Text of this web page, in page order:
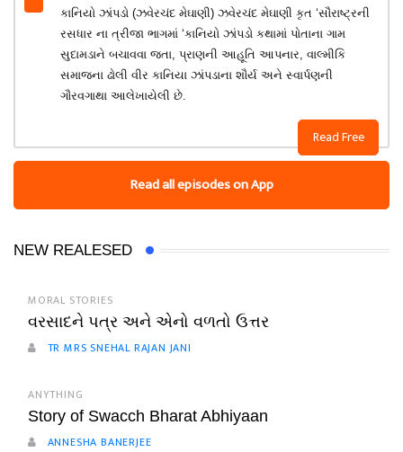
Read Free
કાનિયો ઝાંપડો (ઝવેરચંદ મેઘાણી) ઝવેરચંદ મેઘાણી કૃત ‘સૌરાષ્ટ્રની
રસધાર ના ત્રીજા ભાગમાં ‘કાનિયો ઝાંપડો કથામાં પોતાના ગામ
સુદામડાને બચાવવા જતા, પ્રાણની આહૂતિ આપનાર, વાલ્‍મીકિ
સમાજના ઢોલી વીર કાનિયા ઝાંપડાના શૌર્ય અને સ્‍વાર્પણની
ગૌરવગાથા આલેખાયેલી છે.
Read all episodes on App
NEW REALESED
MORAL STORIES
વરસાદને પત્ર અને એનો વળતો ઉત્તર
TR MRS SNEHAL RAJAN JANI
ANYTHING
Story of Swacch Bharat Abhiyaan
ANNESHA BANERJEE